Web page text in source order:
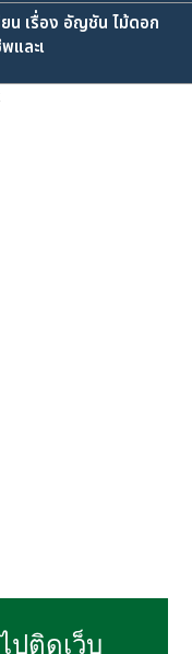
ยน เรื่อง อัญชัน ไม้ดอก
และเ
ปติดเว็บ